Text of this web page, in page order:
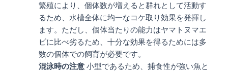
繁殖により、個体数が増えると群れとして活動す
るため、水槽全体に均一なコケ取り効果を発揮し
ます。ただし、個体当たりの能力はヤマトヌマエ
ビに比べ劣るため、十分な効果を得るためには多
数の個体での飼育が必要です。
混泳時の注意 小型であるため、捕食性が強い魚と